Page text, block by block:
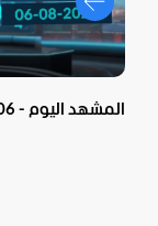
المشهد اليوم - 06-08-2026